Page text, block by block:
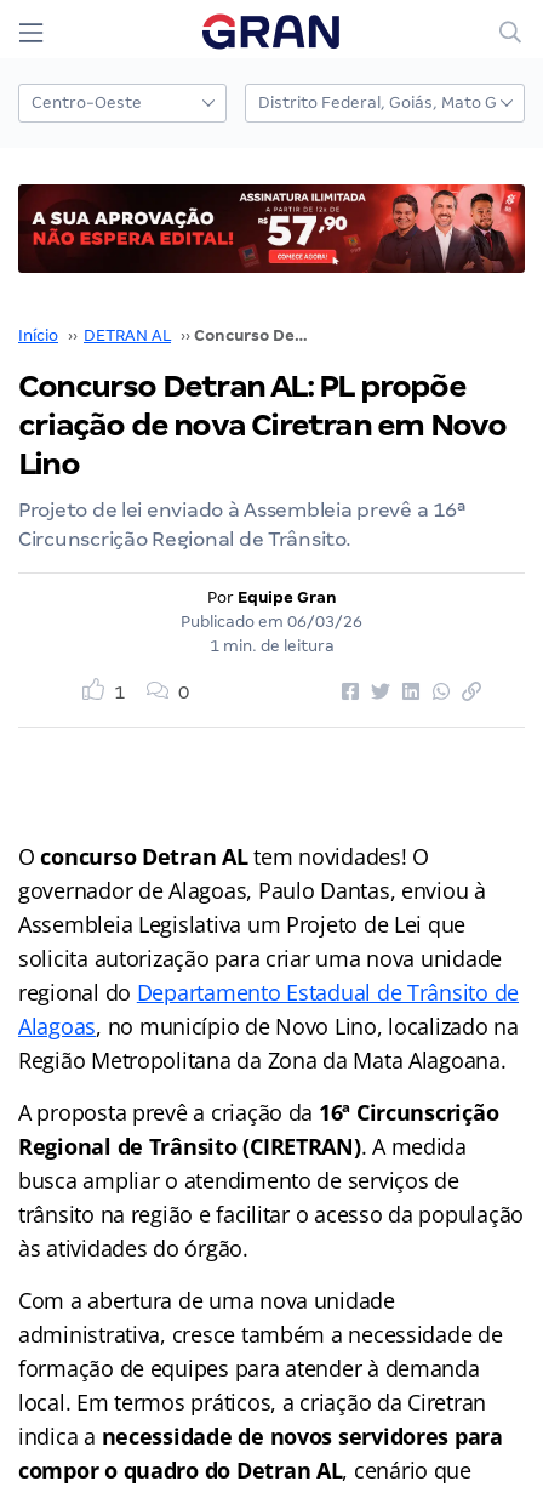
Início ›› DETRAN AL ›› Concurso Detran AL: PL propõe criação de nova Ciretran em Novo Lino
Concurso Detran AL: PL propõe
criação de nova Ciretran em Novo
Lino
Projeto de lei enviado à Assembleia prevê a 16ª
Circunscrição Regional de Trânsito.
Por Equipe Gran
Publicado em 06/03/26
1 min. de leitura
1 0
Oconcurso Detran ALtem novidades! O
governador de Alagoas, Paulo Dantas, enviou à
Assembleia Legislativa um Projeto de Lei que
solicita autorização para criar uma nova unidade
regional do Departamento Estadual de Trânsito de
Alagoas, no município de Novo Lino, localizado na
Região Metropolitana da Zona da Mata Alagoana.
A proposta prevê a criação da 16ª Circunscrição
Regional de Trânsito (CIRETRAN). A medida
busca ampliar o atendimento de serviços de
trânsito na região e facilitar o acesso da população
às atividades do órgão.
Com a abertura de uma nova unidade
administrativa, cresce também a necessidade de
formação de equipes para atender à demanda
local. Em termos práticos, a criação da Ciretran
indica a necessidade de novos servidores para
compor o quadro do Detran AL, cenário que